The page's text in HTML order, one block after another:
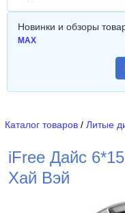
Новинки и обзоры
MAX
Каталог товаров / Литые
iFree Дайс
Хай Вэй